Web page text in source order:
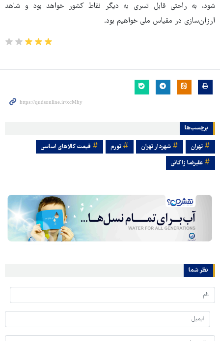
شود، به راحتی قابل تسری به دیگر نقاط کشور خواهد بود و شاهد
ارزان‌سازی در مقیاس ملی خواهیم بود.
برچسب‌ها
تهران شهردار تهران تورم
قیمت کالاهای اساسی
علیرضا زاکانی
نظر شما